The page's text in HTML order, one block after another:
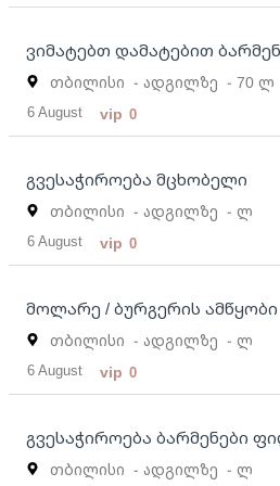
ვიმატებთ დამატებით
თბილისი - ადგილზე - 70 ლ
6 August vip 0
გვესაჭიროება მცხობელი
თბილისი - ადგილზე - ლ
6 August vip 0
მოლარე / ბურგერის ამწყობი
თბილისი - ადგილზე - ლ
6 August vip 0
გვესაჭიროება ბარმენები
თბილისი - ადგილზე - ლ